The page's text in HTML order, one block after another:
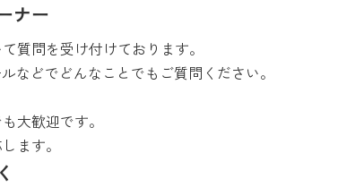
ナー
質問を受け付けております。
などでどんなことでもご質問ください。
大歓迎です。
ます。